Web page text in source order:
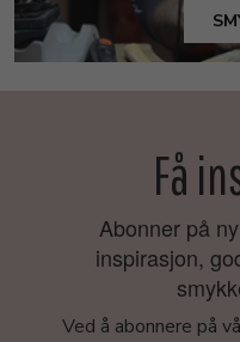
Få
Abonner på
inspirasjon,
Ved å abonnere på